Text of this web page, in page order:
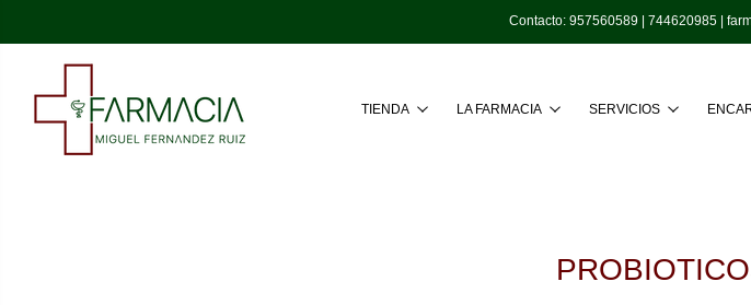
Contacto: 957560589 744620985
TIENDA LA FARMACIA SERVICIOS